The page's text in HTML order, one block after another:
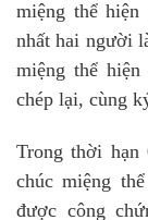
miệng thể
nhất hai người
miệng thể
chép lại, cùng
Trong thời
chúc miệng
được công